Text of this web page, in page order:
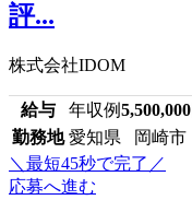
評...
株式会社IDOM
給与 年収例5,500,000
勤務地 愛知県 岡崎市
＼最短45秒で完了／
応募へ進む